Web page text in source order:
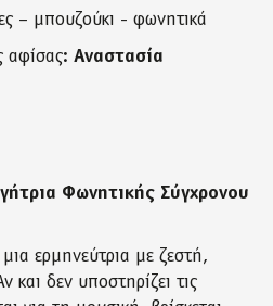
– μπουζούκι - φωνητικά
αφίσας: Αναστασία
Φωνητικής Σύγχρονου
ερμηνεύτρια με ζεστή,
δεν υποστηρίζει τις